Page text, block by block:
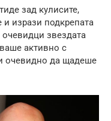
зад кулисите,
и изрази подкрепата
звездата
активно с
очевидно да щадеше